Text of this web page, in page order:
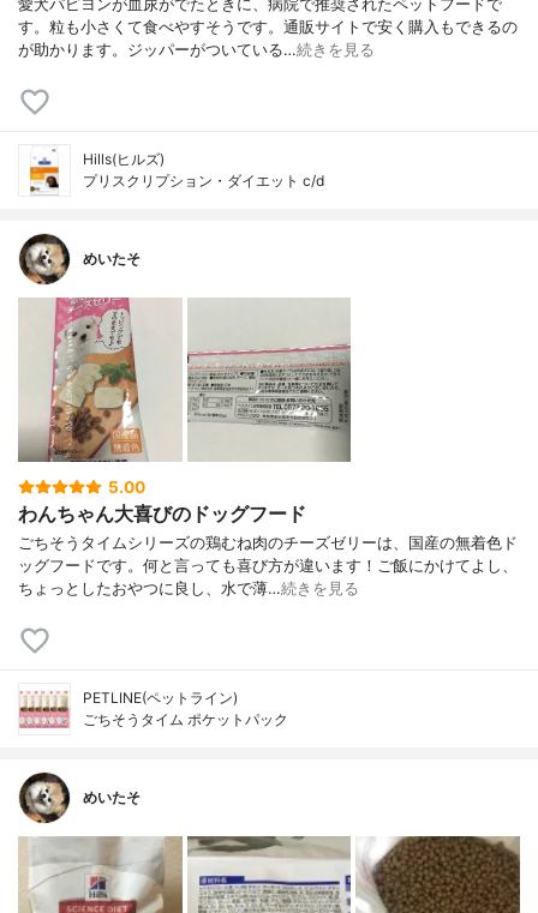
愛犬パピヨンが血尿がでたときに、病院で推奨されたペットフードで
す。粒も小さくて食べやすそうです。通販サイトで安く購入もできるの
が助かります。ジッパーがついている…続きを見る
Hills(ヒルズ)
プリスクリプション・ダイエット c/d
めいたそ
5.00
わんちゃん大喜びのドッグフード
ごちそうタイムシリーズの鶏むね肉のチーズゼリーは、国産の無着色ド
ッグフードです。何と言っても喜び方が違います！ご飯にかけてよし、
ちょっとしたおやつに良し、水で薄…続きを見る
PETLINE(ペットライン)
ごちそうタイム ポケットパック
めいたそ